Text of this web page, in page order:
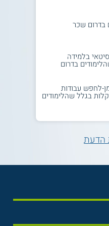
את הסטודנטים בתואר ראשון
דו חוגי, מטעם המכללה
אשקלון | המכללה
בדרום שכר
בלמידה
בדרום
לחפש עבודות
בגלל שהלימודים
הדעת